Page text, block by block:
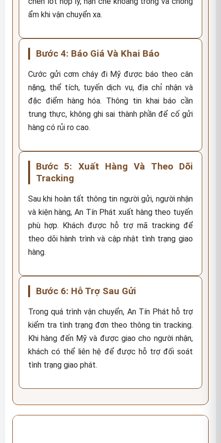
ẩm khi vận chuyển xa.
Bước 4: Báo Giá Và Khai Báo
Cước gửi cơm cháy đi Mỹ được báo theo cân
nặng, thể tích, tuyến dịch vụ, địa chỉ nhận và
đặc điểm hàng hóa. Thông tin khai báo cần
trung thực, không ghi sai thành phần để cố gửi
hàng có rủi ro cao.
Bước 5: Xuất Hàng Và Theo Dõi
Tracking
Sau khi hoàn tất thông tin người gửi, người nhận
và kiện hàng, An Tín Phát xuất hàng theo tuyến
phù hợp. Khách được hỗ trợ mã tracking để
theo dõi hành trình và cập nhật tình trạng giao
hàng.
Bước 6: Hỗ Trợ Sau Gửi
Trong quá trình vận chuyển, An Tín Phát hỗ trợ
kiểm tra tình trạng đơn theo thông tin tracking.
Khi hàng đến Mỹ và được giao cho người nhận,
khách có thể liên hệ để được hỗ trợ đối soát
tình trạng giao phát.